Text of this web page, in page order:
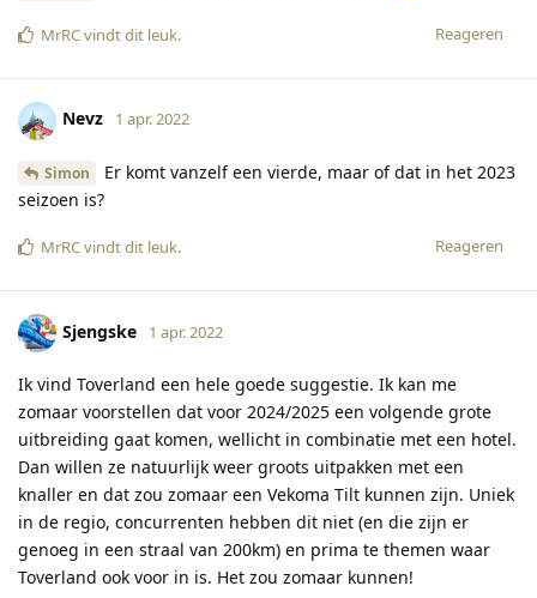
Reageren
MrRCvindt dit leuk.
Nevz 1 apr. 2022
Simon
Er komt vanzelf een vierde, maar of dat in het 2023
seizoen is?
Reageren
MrRCvindt dit leuk.
Sjengske 1 apr. 2022
Ik vind Toverland een hele goede suggestie. Ik kan me
zomaar voorstellen dat voor 2024/2025 een volgende grote
uitbreiding gaat komen, wellicht in combinatie met een hotel.
Dan willen ze natuurlijk weer groots uitpakken met een
knaller en dat zou zomaar een Vekoma Tilt kunnen zijn. Uniek
in de regio, concurrenten hebben dit niet (en die zijn er
genoeg in een straal van 200km) en prima te themen waar
Toverland ook voor in is. Het zou zomaar kunnen!